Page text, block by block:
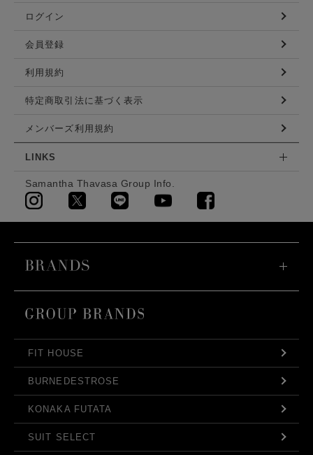
ログイン
会員登録
利用規約
特定商取引法に基づく表示
メンバーズ利用規約
LINKS
Samantha Thavasa Group Info.
FIT HOUSE
BURNEDESTROSE
KONAKA FUTATA
SUIT SELECT